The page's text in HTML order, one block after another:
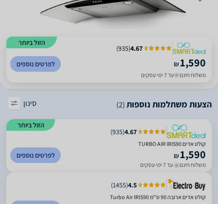
הזול ביותר
4.67
(
935
)
₪1,590
משלוח חינם עד 7 ימי עסקים
לפרטים נוספים
הצעות משתלמות נוספות(2) סינון
הזול ביותר
4.67
(
935
)
קולט אדים TURBO AIR IRIS90
₪1,590
משלוח חינם עד 7 ימי עסקים
לפרטים נוספים
4.5
(
1455
)
קולט אדים ארובה 90 ס"מ Turbo Air IRIS90